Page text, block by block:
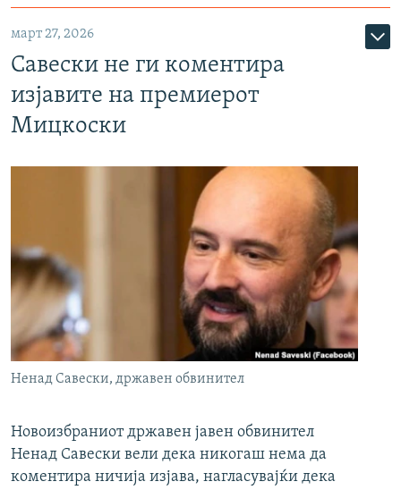
март 27, 2026
Савески не ги коментира
изјавите на премиерот
Мицкоски
Ненад Савески, државен обвинител
Новоизбраниот државен јавен обвинител
Ненад Савески вели дека никогаш нема да
коментира ничија изјава, нагласувајќи дека